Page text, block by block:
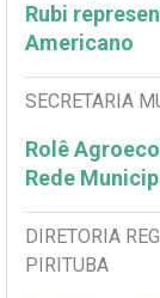
Rubi
Americano
SECRETARIA
Rolê
Rede
DIRETORIA
PIRITUBA